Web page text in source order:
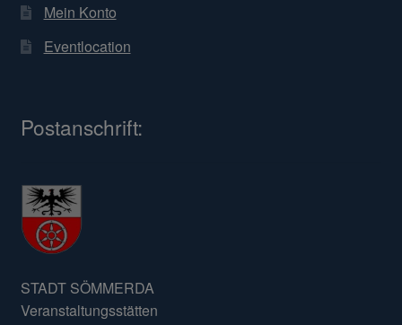
Mein Konto
Eventlocation
Postanschrift:
STADT SÖMMERDA
Veranstaltungsstätten